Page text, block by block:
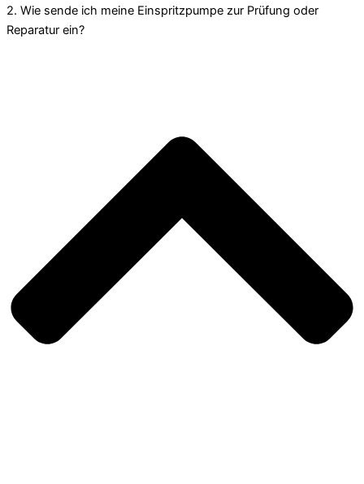
2. Wie sende ich meine Einspritzpumpe zur Prüfung oder
Reparatur ein?